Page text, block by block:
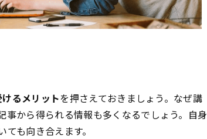
るメリットを押さえておきましょう。なぜ講
から得られる情報も多くなるでしょう。自身
も向き合えます。